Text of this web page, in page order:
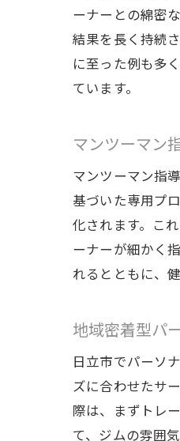
ーナーとの綿密
結果を長く持続
に至った例も多
ています。
マンツーマン
マンツーマン指
基づいた専用プ
化されます。こ
ーナーが細かく
れるとともに、
地域密着型パ
日立市でパーソ
ズに合わせたサ
際は、まずトレ
て、ジムの雰囲